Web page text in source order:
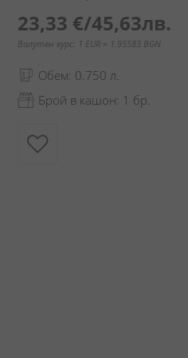
23,33 €/45,63лв.
Валутен курс: 1 EUR = 1.95583 BGN
Обем: 0.750 л.
Брой в кашон: 1 бр.